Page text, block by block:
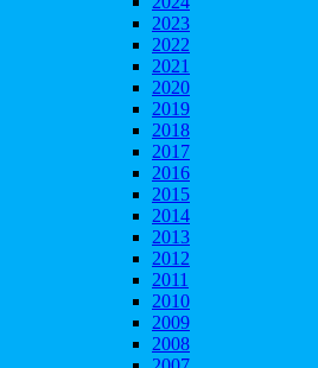
2023
2022
2021
2020
2019
2018
2017
2016
2015
2014
2013
2012
2011
2010
2009
2008